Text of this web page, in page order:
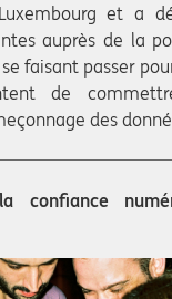
et a
auprès de la
faisant passer
de
des
confiance